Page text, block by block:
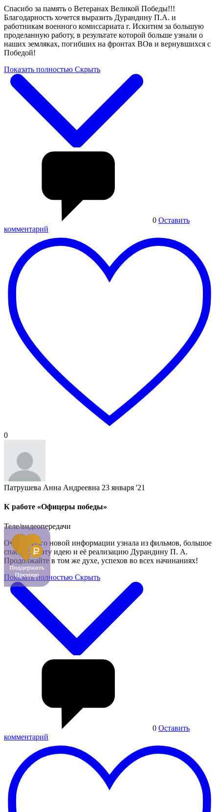
Спасибо за память о Ветеранах Великой Победы!!!
Благодарность хочется выразить Дурандину П.А. и
работникам военного комиссариата г. Искитим за большую
проделанную работу, в результате которой больше узнали о
наших земляках, погибших на фронтах ВОв и вернувшихся с
Победой!
Показать полностью Скрыть
0 Оставить
комментарий
0
Патрушева Анна Андреевна 23 января '21
К работе «Офицеры победы»
Теле/видеопередачи
Очень много новой информации узнала из фильмов, большое
спасибо за эту идею и её реализацию Дурандину П. А.
Продолжайте в том же духе, успехов во всех начинаниях!
Показать полностью Скрыть
0 Оставить
комментарий